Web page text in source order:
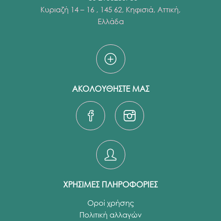
Κυριαζή 14 – 16 , 145 62, Κηφισιά, Αττική,
Ελλάδα
ΑΚΟΛΟΥΘΗΣΤΕ ΜΑΣ
ΧΡΗΣΙΜΕΣ ΠΛΗΡΟΦΟΡΙΕΣ
Οροί χρήσης
Πολιτική αλλαγών